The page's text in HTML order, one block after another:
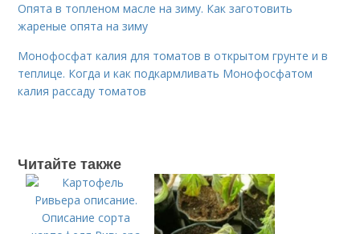
Опята в топленом масле на зиму. Как заготовить
жареные опята на зиму
Монофосфат калия для томатов в открытом грунте и в
теплице. Когда и как подкармливать Монофосфатом
калия рассаду томатов
Читайте также